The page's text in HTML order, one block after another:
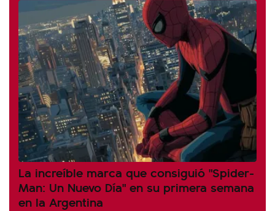
La increíble marca que consiguió "Spider-
Man: Un Nuevo Día" en su primera semana
en la Argentina